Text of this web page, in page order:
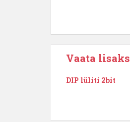
Vaata lisaks
DIP lüliti 2bit